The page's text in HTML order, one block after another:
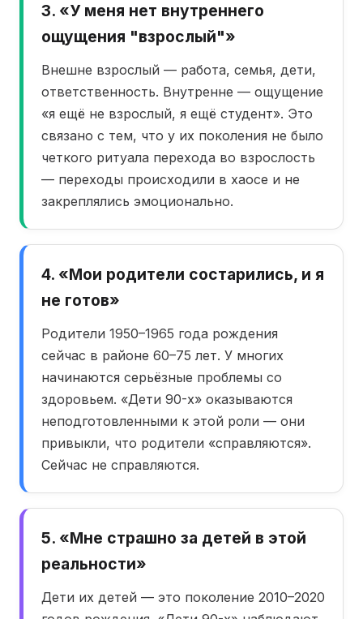
3. «У меня нет внутреннего
ощущения "взрослый"»
Внешне взрослый — работа, семья, дети,
ответственность. Внутренне — ощущение
«я ещё не взрослый, я ещё студент». Это
связано с тем, что у их поколения не было
четкого ритуала перехода во взрослость
— переходы происходили в хаосе и не
закреплялись эмоционально.
4. «Мои родители состарились, и я
не готов»
Родители 1950–1965 года рождения
сейчас в районе 60–75 лет. У многих
начинаются серьёзные проблемы со
здоровьем. «Дети 90-х» оказываются
неподготовленными к этой роли — они
привыкли, что родители «справляются».
Сейчас не справляются.
5. «Мне страшно за детей в этой
реальности»
Дети их детей — это поколение 2010–2020